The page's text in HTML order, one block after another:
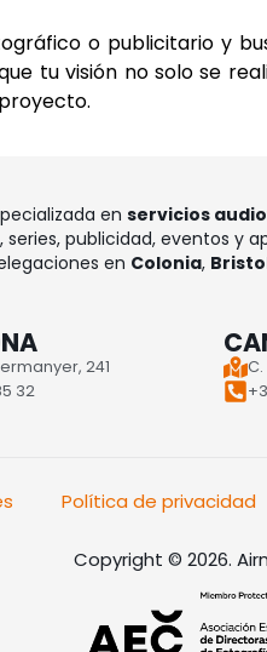
o publicitario y
tu visión no solo se
.
en servicios
series, publicidad, eventos y
en Colonia,
241
32
Política de privacidad
Copyright © 2026.